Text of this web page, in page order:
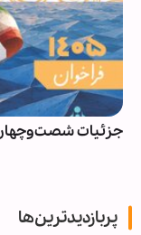
جزئیات
پربازدیدترین‌ها